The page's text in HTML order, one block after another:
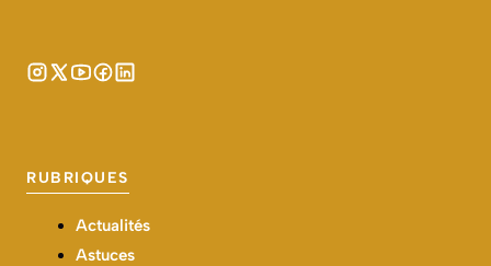
RUBRIQUES
Actualités
Astuces